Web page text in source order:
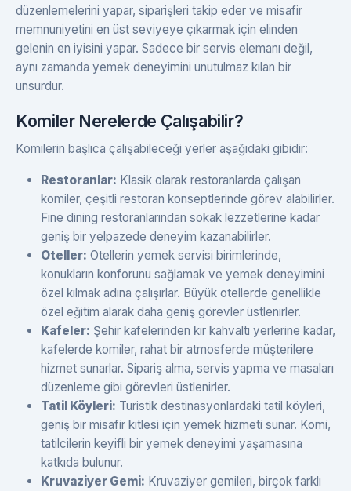
düzenlemelerini yapar, siparişleri takip eder ve misafir
memnuniyetini en üst seviyeye çıkarmak için elinden
gelenin en iyisini yapar. Sadece bir servis elemanı değil,
aynı zamanda yemek deneyimini unutulmaz kılan bir
unsurdur.
Komiler Nerelerde Çalışabilir?
Komilerin başlıca çalışabileceği yerler aşağıdaki gibidir:
Restoranlar: Klasik olarak restoranlarda çalışan
komiler, çeşitli restoran konseptlerinde görev alabilirler.
Fine dining restoranlarından sokak lezzetlerine kadar
geniş bir yelpazede deneyim kazanabilirler.
Oteller: Otellerin yemek servisi birimlerinde,
konukların konforunu sağlamak ve yemek deneyimini
özel kılmak adına çalışırlar. Büyük otellerde genellikle
özel eğitim alarak daha geniş görevler üstlenirler.
Kafeler: Şehir kafelerinden kır kahvaltı yerlerine kadar,
kafelerde komiler, rahat bir atmosferde müşterilere
hizmet sunarlar. Sipariş alma, servis yapma ve masaları
düzenleme gibi görevleri üstlenirler.
Tatil Köyleri: Turistik destinasyonlardaki tatil köyleri,
geniş bir misafir kitlesi için yemek hizmeti sunar. Komi,
tatilcilerin keyifli bir yemek deneyimi yaşamasına
katkıda bulunur.
Kruvaziyer Gemi: Kruvaziyer gemileri, birçok farklı